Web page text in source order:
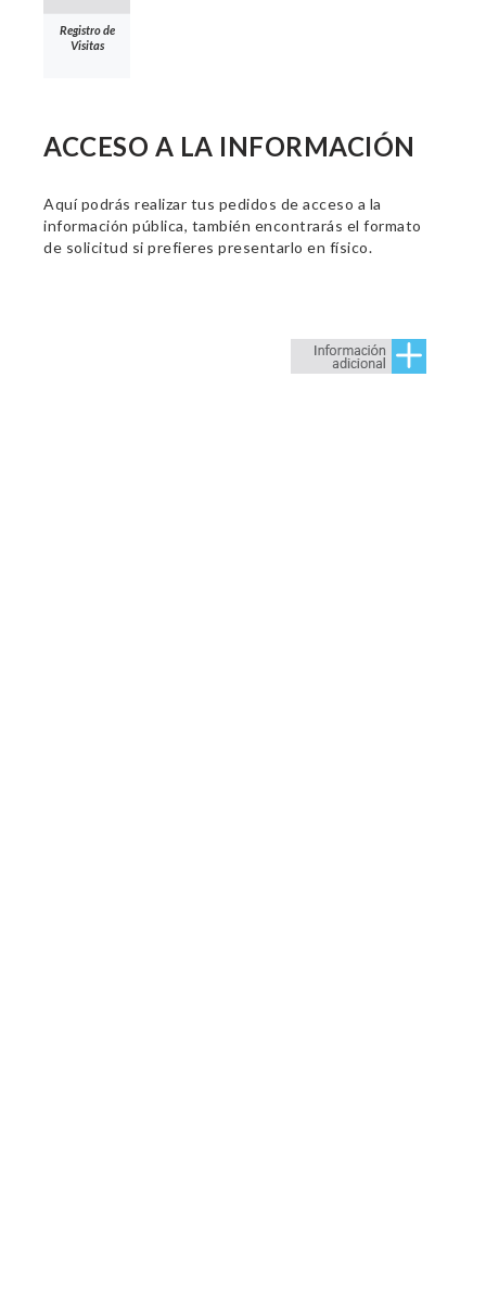
Registro de
Visitas
ACCESO A LA INFORMACIÓN
Aquí podrás realizar tus pedidos de acceso a la
información pública, también encontrarás el formato
de solicitud si prefieres presentarlo en físico.